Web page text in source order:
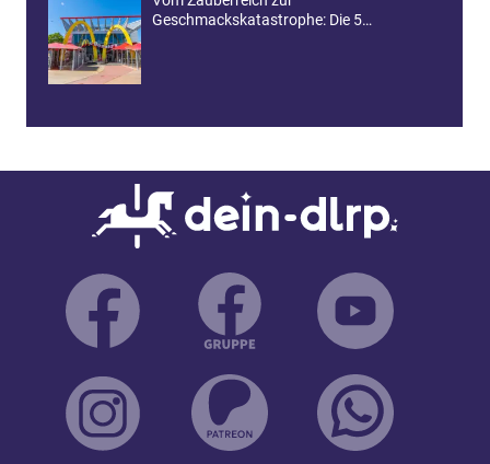
Geschmackskatastrophe: Die 5…